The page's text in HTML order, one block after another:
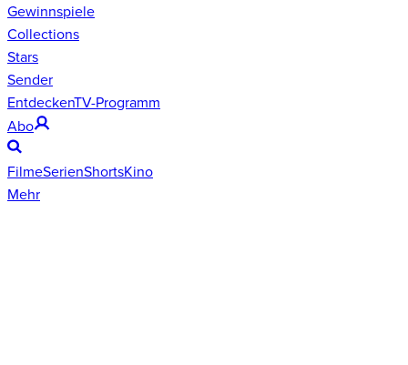
Gewinnspiele
Collections
Stars
Sender
EntdeckenTV-Programm
Abo
FilmeSerienShortsKino
Mehr